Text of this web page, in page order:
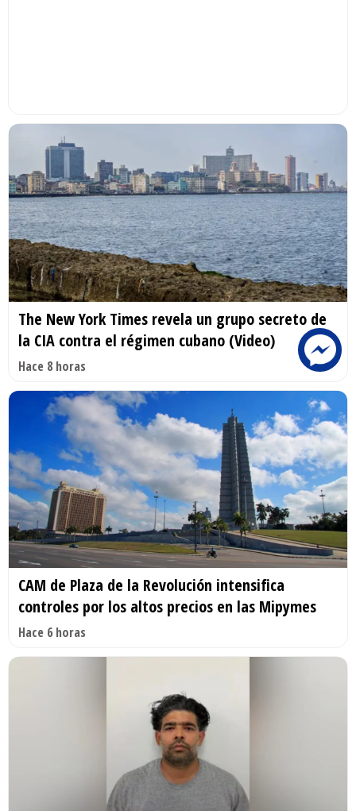
The New York Times revela un grupo secreto de
la CIA contra el régimen cubano (Video)
Hace 8 horas
CAM de Plaza de la Revolución intensifica
controles por los altos precios en las Mipymes
Hace 6 horas